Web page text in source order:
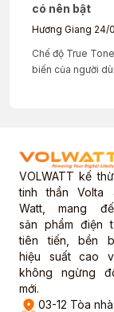
có nên bật
Hương Giang 24/
Chế độ True
biến của người
VOLWATT kế
tinh thần Volta
Watt, mang
sản phẩm điện
tiên tiến, bền
hiệu suất cao
không ngừng
mới.
03-12 Tòa nhà